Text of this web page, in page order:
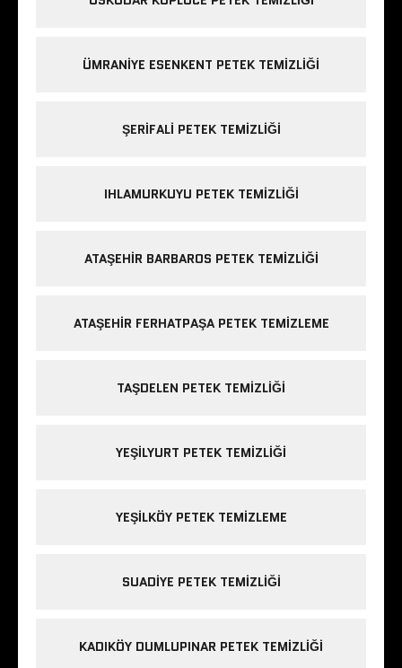
ÜMRANIYE ESENKENT PETEK TEMIZLIĞI
ŞERIFALI PETEK TEMIZLIĞI
IHLAMURKUYU PETEK TEMIZLIĞI
ATAŞEHIR BARBAROS PETEK TEMIZLIĞI
ATAŞEHIR FERHATPAŞA PETEK TEMIZLEME
TAŞDELEN PETEK TEMIZLIĞI
YEŞILYURT PETEK TEMIZLIĞI
YEŞILKÖY PETEK TEMIZLEME
SUADIYE PETEK TEMIZLIĞI
KADIKÖY DUMLUPINAR PETEK TEMIZLIĞI